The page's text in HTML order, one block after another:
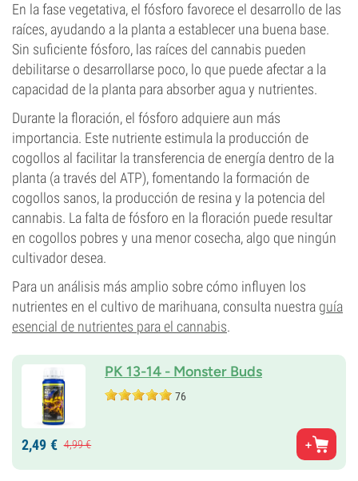
En la fase vegetativa, el fósforo favorece el desarrollo de las
raíces, ayudando a la planta a establecer una buena base.
Sin suficiente fósforo, las raíces del cannabis pueden
debilitarse o desarrollarse poco, lo que puede afectar a la
capacidad de la planta para absorber agua y nutrientes.
Durante la floración, el fósforo adquiere aun más
importancia. Este nutriente estimula la producción de
cogollos al facilitar la transferencia de energía dentro de la
planta (a través del ATP), fomentando la formación de
cogollos sanos, la producción de resina y la potencia del
cannabis. La falta de fósforo en la floración puede resultar
en cogollos pobres y una menor cosecha, algo que ningún
cultivador desea.
Para un análisis más amplio sobre cómo influyen los
nutrientes en el cultivo de marihuana, consulta nuestra guía
esencial de nutrientes para el cannabis.
PK 13-14 - Monster Buds
76
2,49 € 4,99€